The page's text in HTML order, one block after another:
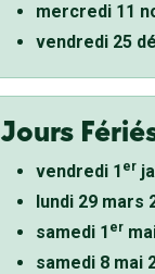
mercredi 11
vendredi 25
Jours
vendredi 1 er
lundi 29 mars
samedi 1 er
samedi 8 mai